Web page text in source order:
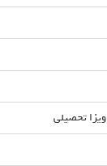
تحصیلی